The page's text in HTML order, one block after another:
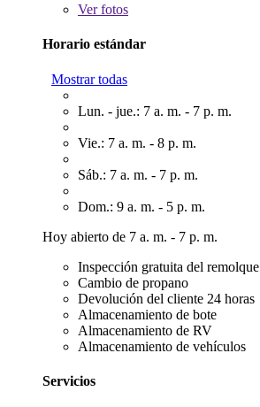
Verfotos
Horario estándar
Mostrar todas
Lun. - jue.: 7 a. m. - 7 p. m.
Vie.: 7 a. m. - 8 p. m.
Sáb.: 7 a. m. - 7 p. m.
Dom.: 9 a. m. - 5 p. m.
Hoy abierto de 7 a. m. - 7 p. m.
Inspección gratuita del remolque
Cambio de propano
Devolución del cliente 24 horas
Almacenamiento de bote
Almacenamiento de RV
Almacenamiento de vehículos
Servicios